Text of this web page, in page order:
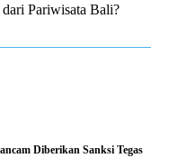
Pariwisata Bali?
Diberikan Sanksi Tegas